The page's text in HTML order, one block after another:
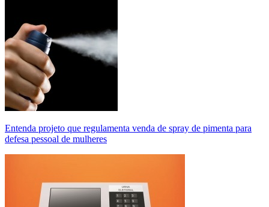
Entenda projeto que regulamenta venda de spray de pimenta para
defesa pessoal de mulheres